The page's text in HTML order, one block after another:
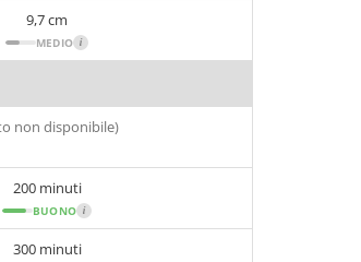
9,7 cm
MEDIO i
non disponibile)
200 minuti
BUONO i
300 minuti